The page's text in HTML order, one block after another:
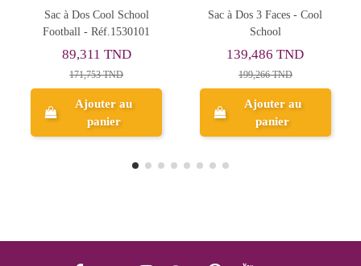
3 Faces - Cool
School
TND
Ajouter au
panier
Sac à Dos Cool School -
110,699 TND
Ajouter au
panier
Sac à Dos